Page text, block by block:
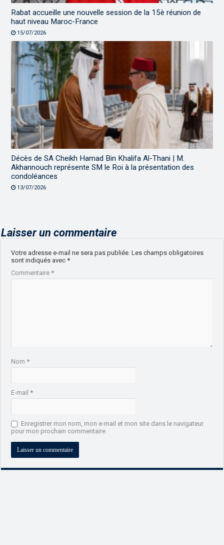
Rabat accueille une nouvelle session de la 15è réunion de
haut niveau Maroc-France
15/07/2026
Décès de SA Cheikh Hamad Bin Khalifa Al-Thani | M.
Akhannouch représente SM le Roi à la présentation des
condoléances
13/07/2026
Laisser un commentaire
Votre adresse e-mail ne sera pas publiée. Les champs obligatoires
sont indiqués avec*
Commentaire*
Nom*
E-mail*
Enregistrer mon nom, mon e-mail et mon site dans le navigateur
pour mon prochain commentaire.